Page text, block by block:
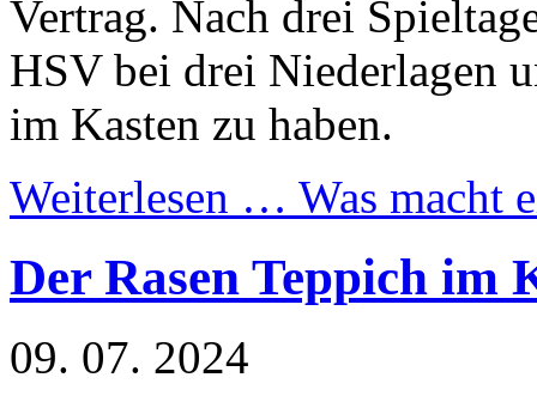
Vertrag. Nach drei
HSV bei drei Niederlagen
im Kasten zu haben.
Weiterlesen … Was macht
Der Rasen Teppich im
09. 07. 2024